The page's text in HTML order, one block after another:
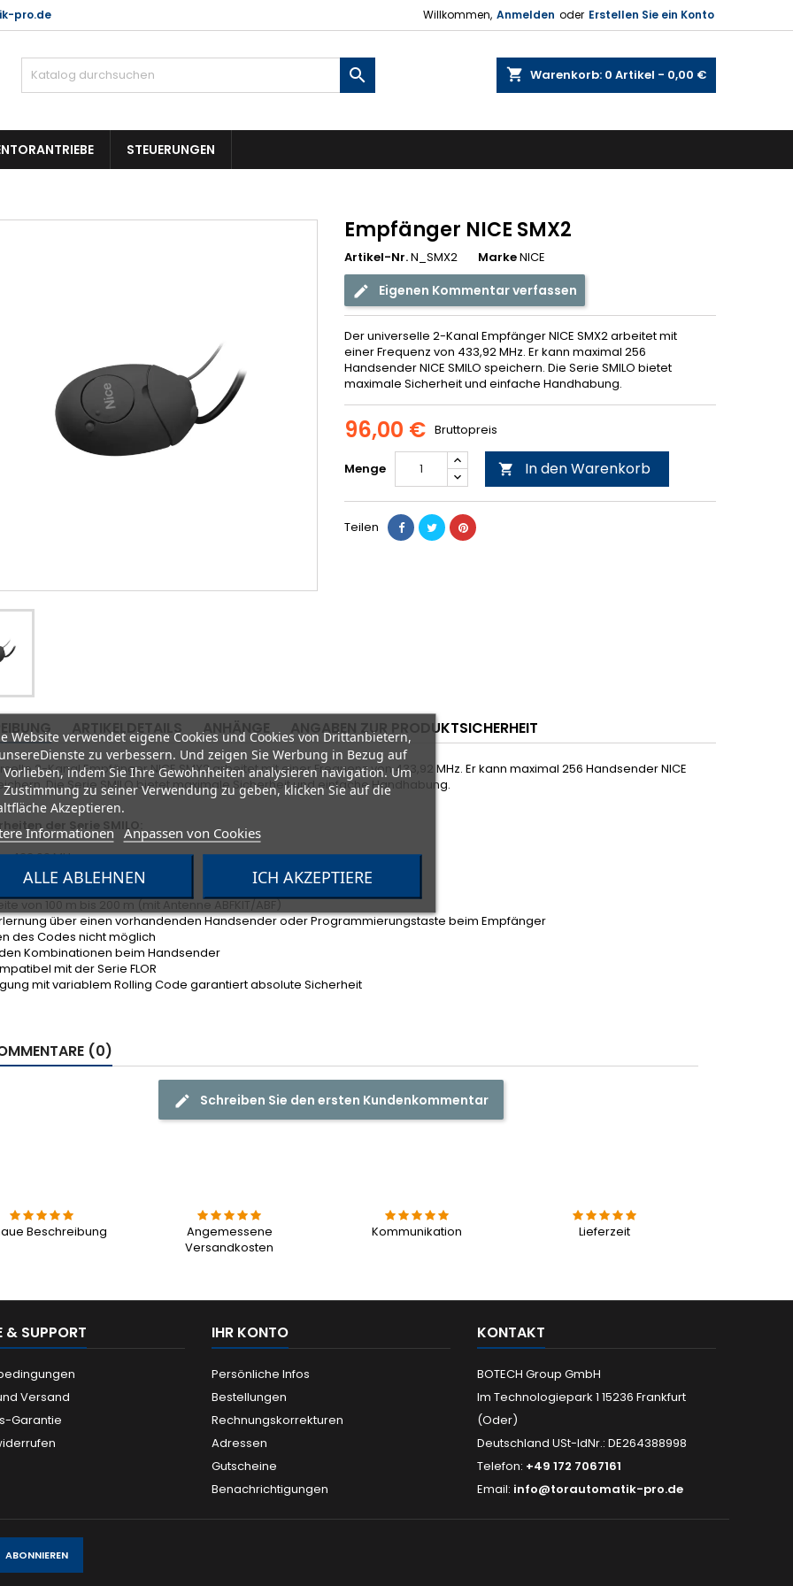
pro.de Willkommen, Anmelden oder Erstellen Sie ein Konto
shopping_cart Warenkorb: 0 Artikel - 0,00 €

STEUERUNGEN
Empfänger NICE SMX2
Artikel-Nr.N_SMX2 MarkeNICE
Eigenen Kommentar verfassen
Der universelle 2-Kanal Empfänger NICE SMX2 arbeitet mit
einer Frequenz von 433,92 MHz. Er kann maximal 256
Handsender NICE SMILO speichern. Die Serie SMILO bietet
maximale Sicherheit und einfache Handhabung.
96,00 € Bruttopreis
Menge  In den Warenkorb
Teilen
ARTIKELDETAILS ANHÄNGE ANGABEN ZUR PRODUKTSICHERHEIT
2-Kanal Empfänger NICE SMX2 arbeitet mit einer Frequenz von 433,92 MHz. Er kann maximal 256 Handsender NICE
Die Serie SMILO bietet maximale Sicherheit und einfache Handhabung.
der Serie SMILO:
433,92 MHz
universell vorverdrahtet
mit Handsender NICE SMILO
von 100 m bis 200 m (mit Antenne ABFKIT/ABF)
über einen vorhandenden Handsender oder Programmierungstaste beim Empfänger
des Codes nicht möglich
Kombinationen beim Handsender
mit der Serie FLOR
mit variablem Rolling Code garantiert absolute Sicherheit
(0)
Schreiben Sie den ersten Kundenkommentar
Beschreibung
Angemessene
Versandkosten
Kommunikation Lieferzeit
& SUPPORT
Versand
Garantie
IHR KONTO
Persönliche Infos
Bestellungen
Rechnungskorrekturen
Adressen
Gutscheine
Benachrichtigungen
KONTAKT
BOTECH Group GmbH
Im Technologiepark 1 15236 Frankfurt
(Oder)
Deutschland USt-IdNr.: DE264388998
Telefon: +49 172 7067161
Email: info@torautomatik-pro.de
Website verwendet eigene Cookies und Cookies von Drittanbietern,
zu verbessern. Und zeigen Sie Werbung in Bezug auf
indem Sie Ihre Gewohnheiten analysieren navigation. Um
zu seiner Verwendung zu geben, klicken Sie auf die
Akzeptieren.
Informationen Anpassen von Cookies
ALLE ABLEHNEN ICH AKZEPTIERE